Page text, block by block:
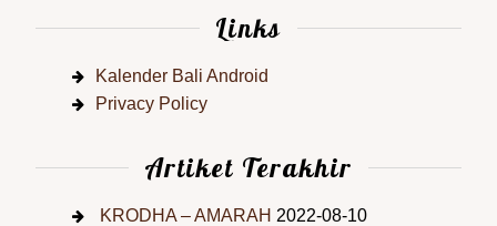
Links
Kalender Bali Android
Privacy Policy
Artiket Terakhir
KRODHA – AMARAH 2022-08-10